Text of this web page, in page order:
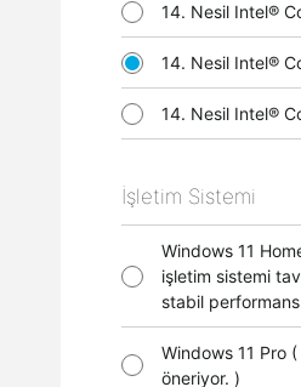
14. Nesil Intel®
14. Nesil Intel®
14. Nesil Intel®
İşletim Sistemi
Windows 11
işletim sistemi
stabil
Windows 11 Pro
öneriyor. )